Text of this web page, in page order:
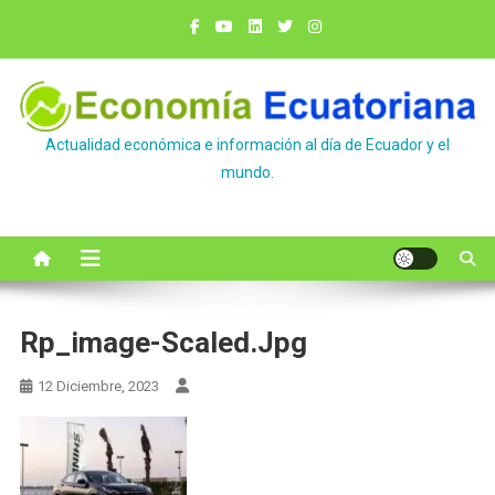
Actualidad económica e información al día de Ecuador y el
mundo.
Rp_image-Scaled.jpg
12 Diciembre, 2023